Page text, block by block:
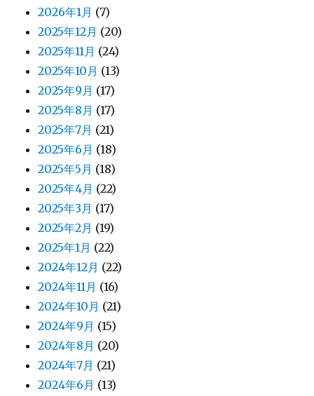
2026年1月 (7)
2025年12月 (20)
2025年11月 (24)
2025年10月 (13)
2025年9月 (17)
2025年8月 (17)
2025年7月 (21)
2025年6月 (18)
2025年5月 (18)
2025年4月 (22)
2025年3月 (17)
2025年2月 (19)
2025年1月 (22)
2024年12月 (22)
2024年11月 (16)
2024年10月 (21)
2024年9月 (15)
2024年8月 (20)
2024年7月 (21)
2024年6月 (13)